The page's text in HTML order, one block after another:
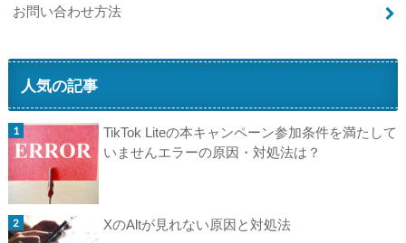
お問い合わせ方法
人気の記事
TikTok Liteの本キャンペーン参加条件を満たして
いませんエラーの原因・対処法は？
XのAltが見れない原因と対処法